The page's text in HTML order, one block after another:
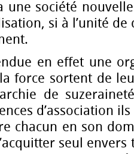
une société
si à l’unité
en effet une
force sortent de
de
d’association
chacun en son
seul